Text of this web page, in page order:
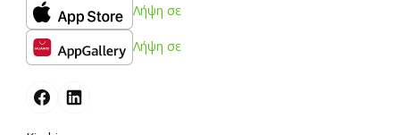
Λήψη σε
Λήψη σε